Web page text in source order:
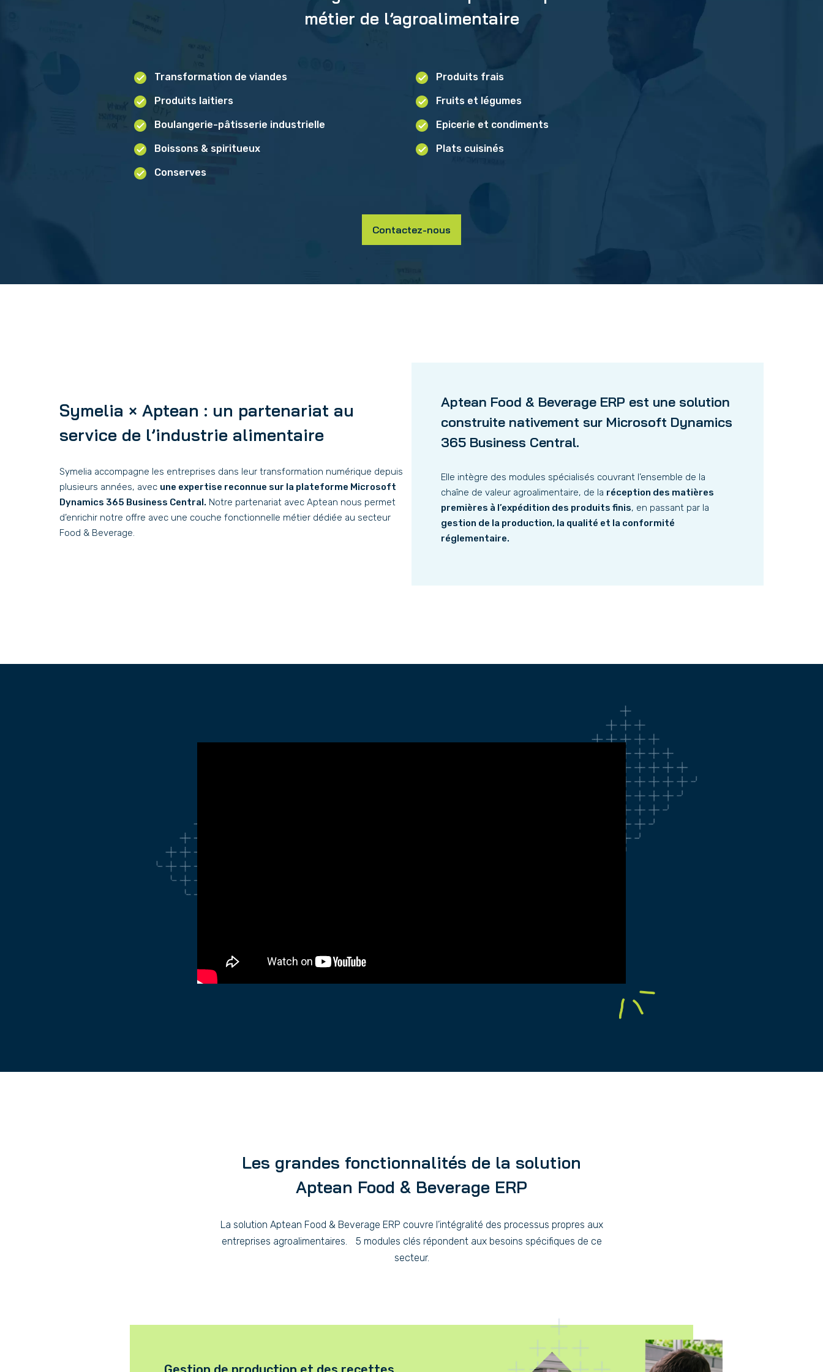
métier de l’agroalimentaire
Transformation de viandes
Produits laitiers
Boulangerie-pâtisserie industrielle
Boissons & spiritueux
Conserves
Produits frais
Fruits et légumes
Epicerie et condiments
Plats cuisinés
Contactez-nous
Symelia × Aptean : un partenariat au
service de l’industrie alimentaire
Symelia accompagne les entreprises dans leur transformation numérique depuis
plusieurs années, avec une expertise reconnue sur la plateforme Microsoft
Dynamics 365 Business Central. Notre partenariat avec Aptean nous permet
d’enrichir notre offre avec une couche fonctionnelle métier dédiée au secteur
Food & Beverage.
Aptean Food & Beverage ERP est une solution
construite nativement sur Microsoft Dynamics
365 Business Central.
Elle intègre des modules spécialisés couvrant l’ensemble de la
chaîne de valeur agroalimentaire, de la réception des matières
premières à l’expédition des produits finis, en passant par la
gestion de la production, la qualité et la conformité
réglementaire.
Les grandes fonctionnalités de la solution
Aptean Food & Beverage ERP
La solution Aptean Food & Beverage ERP couvre l’intégralité des processus propres aux
entreprises agroalimentaires. 5 modules clés répondent aux besoins spécifiques de ce
secteur.